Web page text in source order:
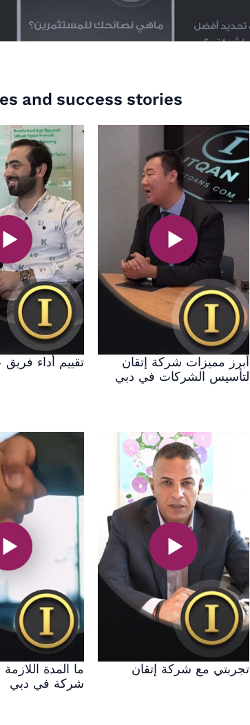
and success stories
تقييم أداء
أبرز مميزات شركة إتقان
لتأسيس الشركات في دبي
ما المدة
شركة في دبي
تجربتي مع شركة إتقان